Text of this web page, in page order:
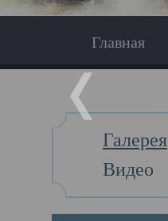
Главная
Галерея
Видео